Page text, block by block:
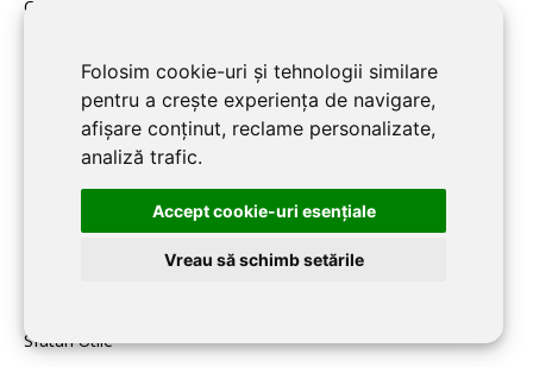
Folosim cookie-uri și tehnologii similare
pentru a crește experiența de navigare,
afișare conținut, reclame personalizate,
analiză trafic.
Accept cookie-uri esenţiale
Vreau să schimb setările
CONSTRUCT
CONSTRUCT
BLOG BUCURESTI
CONSTRUCT:
Noutati
Sfaturi Utile